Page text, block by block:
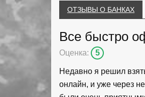
ОТЗЫВЫ О БАНКАХ
Все быстро
Оценка: 5
Недавно я решил
онлайн, и уже через